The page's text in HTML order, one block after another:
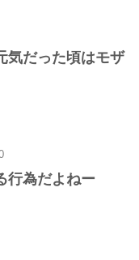
気だった頃はモザ
行為だよねー